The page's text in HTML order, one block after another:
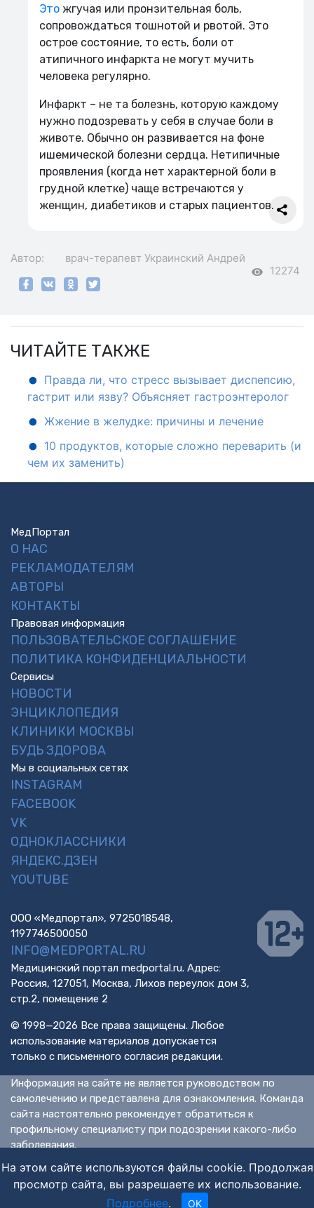
Это жгучая или пронзительная боль,
сопровождаться тошнотой и рвотой. Это
острое состояние, то есть, боли от
атипичного инфаркта не могут мучить
человека регулярно.
Инфаркт – не та болезнь, которую каждому
нужно подозревать у себя в случае боли в
животе. Обычно он развивается на фоне
ишемической болезни сердца. Нетипичные
проявления (когда нет характерной боли в
грудной клетке) чаще встречаются у
женщин, диабетиков и старых пациентов.
Автор: врач-терапевт Украинский Андрей
12274
ЧИТАЙТЕ ТАКЖЕ
Правда ли, что стресс вызывает диспепсию,
гастрит или язву? Объясняет гастроэнтеролог
Жжение в желудке: причины и лечение
10 продуктов, которые сложно переварить (и
чем их заменить)
МедПортал
О НАС
РЕКЛАМОДАТЕЛЯМ
АВТОРЫ
КОНТАКТЫ
Правовая информация
ПОЛЬЗОВАТЕЛЬСКОЕ СОГЛАШЕНИЕ
ПОЛИТИКА КОНФИДЕНЦИАЛЬНОСТИ
Сервисы
НОВОСТИ
ЭНЦИКЛОПЕДИЯ
КЛИНИКИ МОСКВЫ
БУДЬ ЗДОРОВА
Мы в социальных сетях
INSTAGRAM
FACEBOOK
VK
ОДНОКЛАССНИКИ
ЯНДЕКС.ДЗЕН
YOUTUBE
ООО «Медпортал», 9725018548,
1197746500050
INFO@MEDPORTAL.RU
Медицинский портал medportal.ru. Адрес:
Россия, 127051, Москва, Лихов переулок дом 3,
стр.2, помещение 2
© 1998—2026 Все права защищены. Любое
использование материалов допускается
только с письменного согласия редакции.
Информация на сайте не является руководством по
самолечению и представлена для ознакомления. Команда
сайта настоятельно рекомендует обратиться к
профильному специалисту при подозрении какого-либо
заболевания.
ИМЕЮТСЯ ПРОТИВОПОКАЗАНИЯ. НЕОБХОДИМА
КОНСУЛЬТАЦИЯ СПЕЦИАЛИСТА.
На этом сайте используются файлы cookie. Продолжая
просмотр сайта, вы разрешаете их использование.
Подробнее. OK